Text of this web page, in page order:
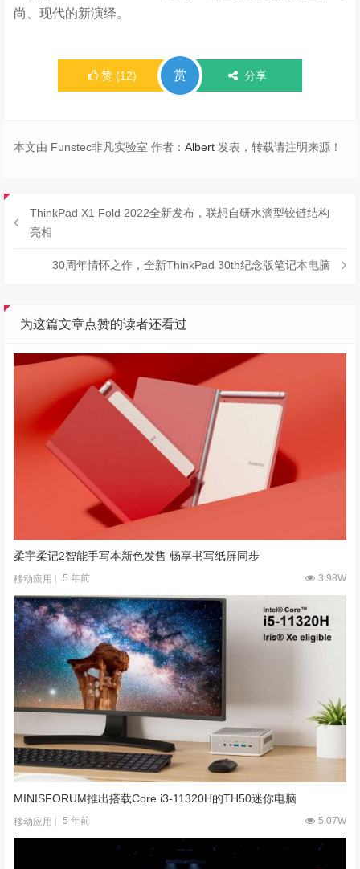
尚、现代的新演绎。
赞 (12) 赏 分享
本文由 Funstec非凡实验室 作者：Albert 发表，转载请注明来源！
ThinkPad X1 Fold 2022全新发布，联想自研水滴型铰链结构
亮相
30周年情怀之作，全新ThinkPad 30th纪念版笔记本电脑
为这篇文章点赞的读者还看过
柔宇柔记2智能手写本新色发售 畅享书写纸屏同步
移动应用 5 年前 3.98W
MINISFORUM推出搭载Core i3-11320H的TH50迷你电脑
移动应用 5 年前 5.07W